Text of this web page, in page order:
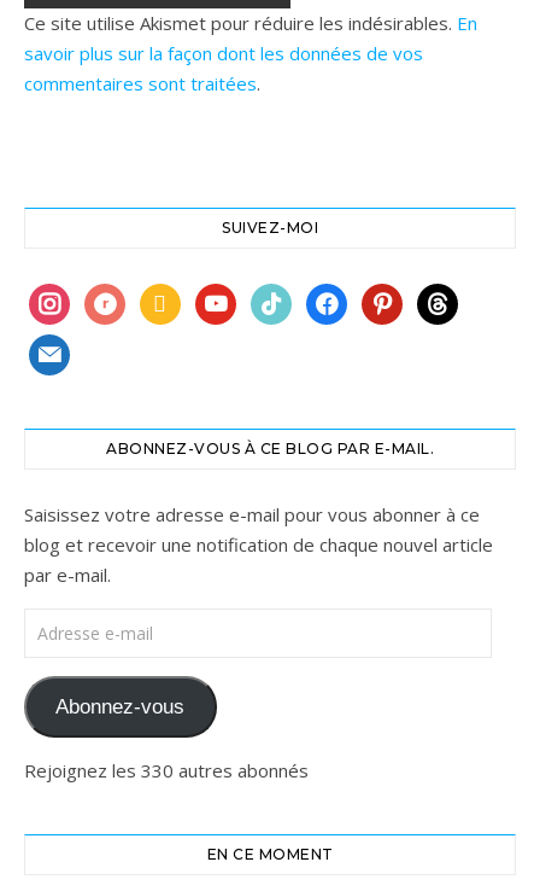
Ce site utilise Akismet pour réduire les indésirables. En
savoir plus sur la façon dont les données de vos
commentaires sont traitées.
SUIVEZ-MOI
instagram
ravelrybook youtubetiktokfacebookpinterest
threads
mail
ABONNEZ-VOUS À CE BLOG PAR E-MAIL.
Saisissez votre adresse e-mail pour vous abonner à ce
blog et recevoir une notification de chaque nouvel article
par e-mail.
Adresse e-mail
Abonnez-vous
Rejoignez les 330 autres abonnés
EN CE MOMENT